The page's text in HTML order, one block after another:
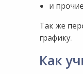
и
Так же
графику.
Как